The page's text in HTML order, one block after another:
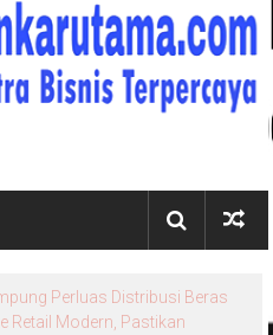
Perluas Distribusi Beras
Retail Modern, Pastikan